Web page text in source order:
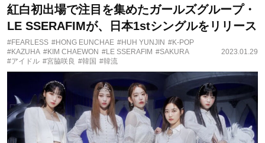
紅白初出場で注目を集めたガールズグループ・
LE SSERAFIMが、日本1stシングルをリリース
#FEARLESS #HONG EUNCHAE #HUH YUNJIN #K-POP
#KAZUHA #KIM CHAEWON #LE SSERAFIM #SAKURA
#アイドル #宮脇咲良 #韓国 #韓流
2023.01.29